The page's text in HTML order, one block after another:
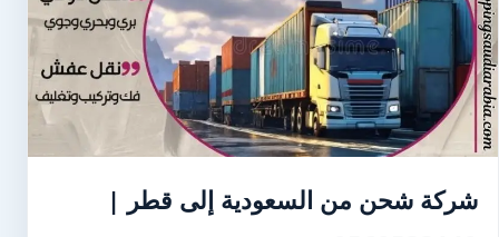
شركة شحن من السعودية إلى قطر |